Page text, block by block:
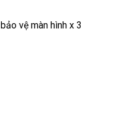
vệ màn hình x 3